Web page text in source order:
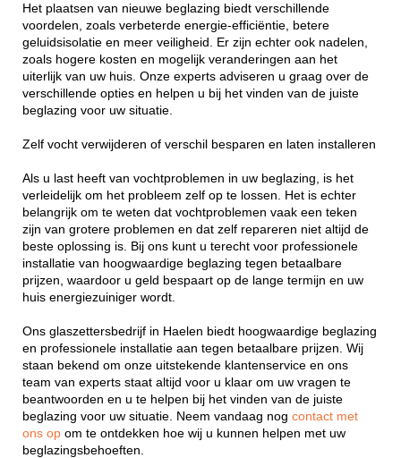
Het plaatsen van nieuwe beglazing biedt verschillende
voordelen, zoals verbeterde energie-efficiëntie, betere
geluidsisolatie en meer veiligheid. Er zijn echter ook nadelen,
zoals hogere kosten en mogelijk veranderingen aan het
uiterlijk van uw huis. Onze experts adviseren u graag over de
verschillende opties en helpen u bij het vinden van de juiste
beglazing voor uw situatie.
Zelf vocht verwijderen of verschil besparen en laten installeren
Als u last heeft van vochtproblemen in uw beglazing, is het
verleidelijk om het probleem zelf op te lossen. Het is echter
belangrijk om te weten dat vochtproblemen vaak een teken
zijn van grotere problemen en dat zelf repareren niet altijd de
beste oplossing is. Bij ons kunt u terecht voor professionele
installatie van hoogwaardige beglazing tegen betaalbare
prijzen, waardoor u geld bespaart op de lange termijn en uw
huis energiezuiniger wordt.
Ons glaszettersbedrijf in Haelen biedt hoogwaardige beglazing
en professionele installatie aan tegen betaalbare prijzen. Wij
staan bekend om onze uitstekende klantenservice en ons
team van experts staat altijd voor u klaar om uw vragen te
beantwoorden en u te helpen bij het vinden van de juiste
beglazing voor uw situatie. Neem vandaag nog contact met
ons op om te ontdekken hoe wij u kunnen helpen met uw
beglazingsbehoeften.